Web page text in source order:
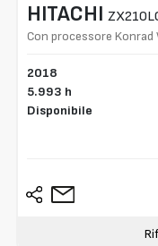
HITACHI
Con processore
2018
5.993 h
Disponibile